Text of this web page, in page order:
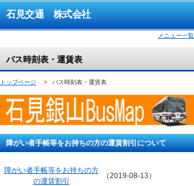
石見交通 株式会社
メニュー一覧
バス時刻表・運賃表
トップページ > バス時刻表・運賃表
障がい者手帳等をお持ちの方の運賃割引について
障がい者手帳等をお持ちの方
の運賃割引
（2019-08-13）